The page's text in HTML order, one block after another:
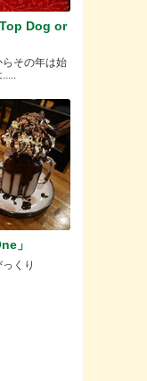
Dog or
その年は始
」
くり